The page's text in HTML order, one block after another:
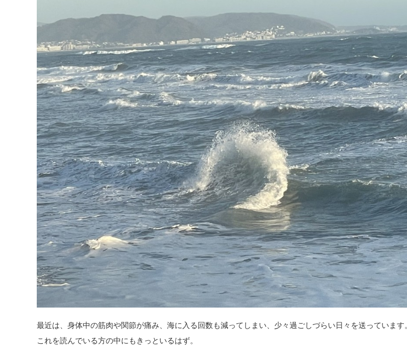
最近は、身体中の筋肉や関節が痛み、海に入る回数も減ってしまい、少々過ごしづらい日々を送っています。
これを読んでいる方の中にもきっといるはず。